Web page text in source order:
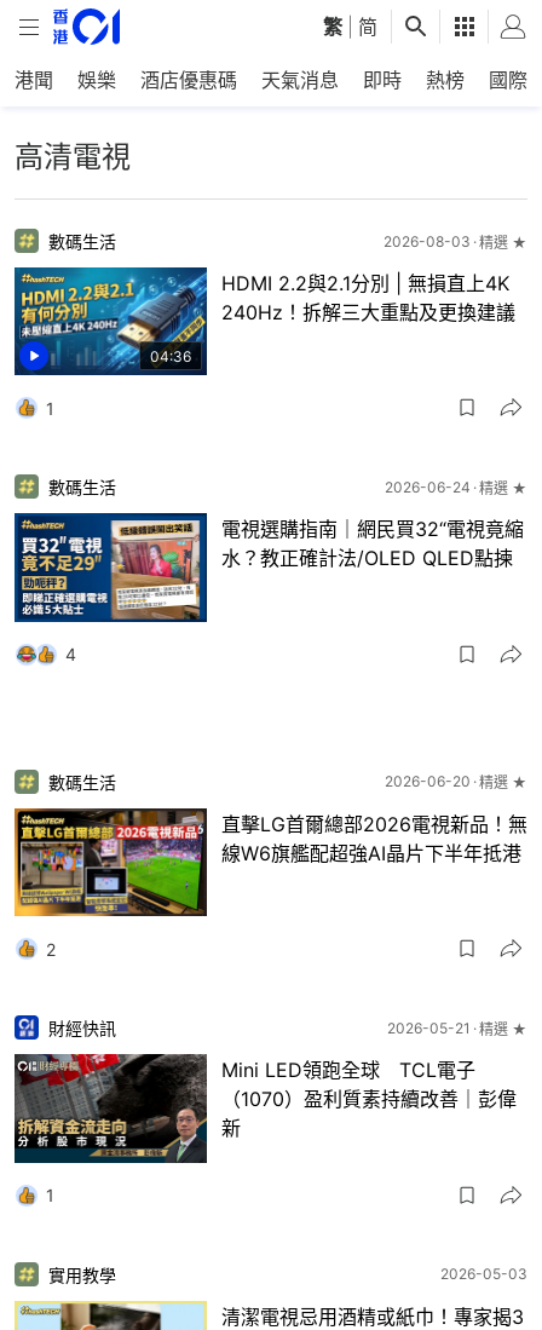
繁 简
港聞 娛樂 酒店優惠碼 天氣消息 即時 熱榜 國際
高清電視
04:36
數碼生活 2026-08-03 精選 ★
HDMI 2.2與2.1分別 | 無損直上4K
240Hz！拆解三大重點及更換建議
1
數碼生活 2026-06-24 精選 ★
電視選購指南｜網民買32“電視竟縮
水？教正確計法/OLED QLED點揀
4
數碼生活 2026-06-20 精選 ★
直擊LG首爾總部2026電視新品！無
線W6旗艦配超強AI晶片下半年抵港
2
財經快訊 2026-05-21 精選 ★
Mini LED領跑全球 TCL電子
（1070）盈利質素持續改善｜彭偉
新
1
實用教學 2026-05-03
清潔電視忌用酒精或紙巾！專家揭3